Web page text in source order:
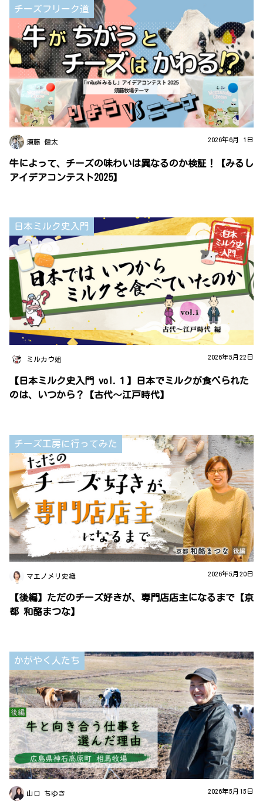
チーズフリーク道
須藤 健太 2026年6月 1日
牛によって、チーズの味わいは異なるのか検証！【みるし
アイデアコンテスト2025】
日本ミルク史入門
ミルカウ姐 2026年5月22日
【日本ミルク史入門 vol.１】日本でミルクが食べられた
のは、いつから？【古代～江戸時代】
チーズ工房に行ってみた
マエノメリ史織 2026年5月20日
【後編】ただのチーズ好きが、専門店店主になるまで【京
都 和酪まつな】
かがやく人たち
山口 ちゆき 2026年5月15日